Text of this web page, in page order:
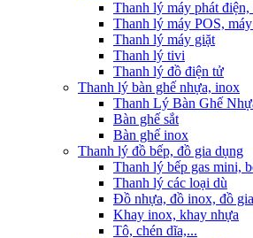
Thanh lý máy phát điện,
Thanh lý máy POS,
Thanh lý máy giặt
Thanh lý tivi
Thanh lý đồ điện tử
Thanh lý bàn ghế nhựa, inox
Thanh Lý Bàn Ghế
Bàn ghế sắt
Bàn ghế inox
Thanh lý đồ bếp, đồ gia dụng
Thanh lý bếp gas mini,
Thanh lý các loại dù
Đồ nhựa, đồ inox, đồ
Khay inox, khay nhựa
Tô, chén dĩa,...